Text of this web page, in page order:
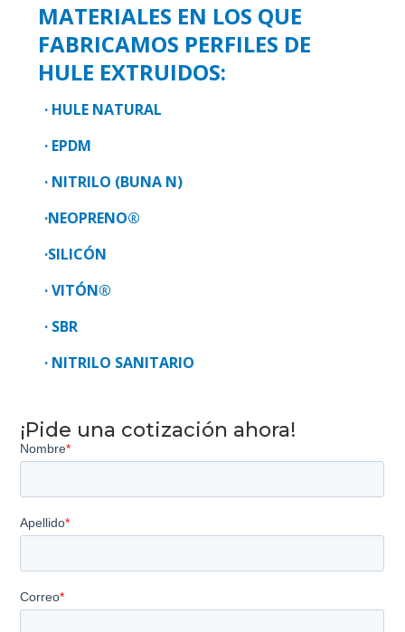
MATERIALES EN LOS QUE
FABRICAMOS PERFILES DE
HULE EXTRUIDOS:
· HULE NATURAL
· EPDM
· NITRILO (BUNA N)
·NEOPRENO®
·SILICÓN
· VITÓN®
· SBR
· NITRILO SANITARIO
¡Pide una cotización ahora!